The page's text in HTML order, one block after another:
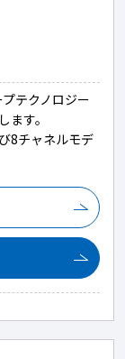
テクノロジー
す。
8チャネルモデ